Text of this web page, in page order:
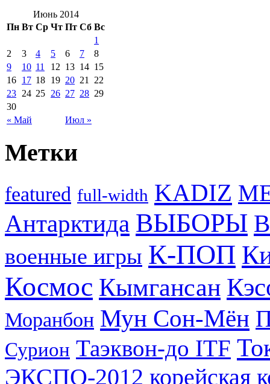
Июнь 2014
Пн Вт Ср Чт Пт Сб Вс
« Май Июл »
1
2
3 4 5 6 7
8
9
10 11 12 13 14 15
16 17 18 19 20 21
22
23 24 25 26 27 28 29
30
Метки
featured full-width KADIZ
Антарктида ВЫБОРЫ
военные игры К-ПОП
Космос Кымгансан
Моранбон Мун Сон-Мён
Сурион Таэквон-до ITF
ЭКСПО-2012 корейская